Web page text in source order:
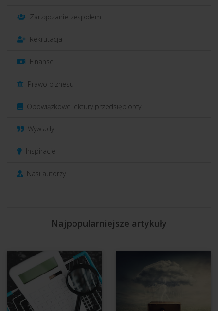
Zarządzanie zespołem
Rekrutacja
Finanse
Prawo biznesu
Obowiązkowe lektury przedsiębiorcy
Wywiady
Inspiracje
Nasi autorzy
Najpopularniejsze artykuły